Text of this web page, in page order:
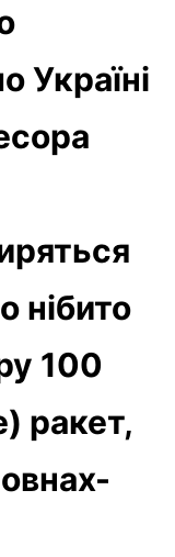
Україні
нібито
100
ракет,